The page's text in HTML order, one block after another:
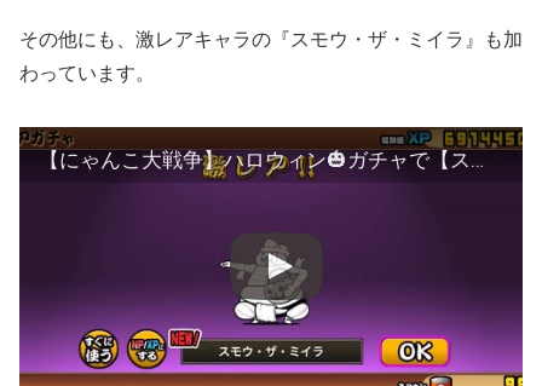
その他にも、激レアキャラの『スモウ・ザ・ミイラ』も加
わっています。
【にゃんこ大戦争】ハロウィン🎃ガチャで【スモウザミイラ】を引き当てて進化♫